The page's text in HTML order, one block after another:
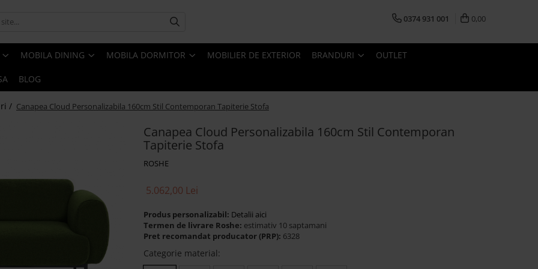
0374 931 001 0,00
MOBILA DINING MOBILA DORMITOR MOBILIER DE EXTERIOR BRANDURI OUTLET
BLOG
/ Canapea Cloud Personalizabila 160cm Stil Contemporan Tapiterie Stofa
Canapea Cloud Personalizabila 160cm Stil Contemporan
Tapiterie Stofa
ROSHE
5.062,00 Lei
Produs personalizabil: Detalii aici
Termen de livrare Roshe: estimativ 10 saptamani
Pret recomandat producator (PRP): 6328
Categorie material: